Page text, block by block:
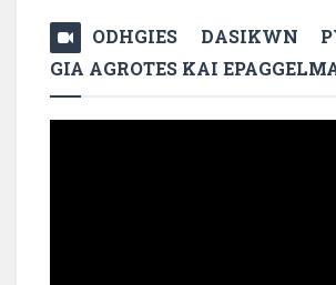
ODHGIES DASIKWN
GIA AGROTES KAI